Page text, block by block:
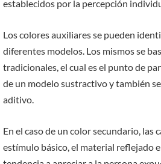
establecidos por la percepción
Los colores auxiliares se pueden
diferentes modelos. Los mismos se
tradicionales, el cual es el punto de
de un modelo sustractivo y también
aditivo.
En el caso de un color secundario, las
estímulo básico, el material reflejado